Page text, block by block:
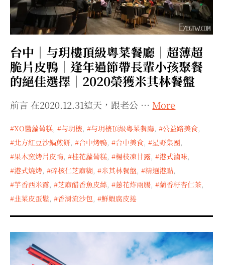
台中｜与玥樓頂級粵菜餐廳｜超薄超
脆片皮鴨｜逢年過節帶長輩小孩聚餐
的絕佳選擇｜2020榮獲米其林餐盤
前言 在2020.12.31這天，跟老公 …More
XO醬蘿蔔糕, 与玥樓, 与玥樓頂級粵菜餐廳, 公益路美食,
北方紅豆沙鍋煎餅, 台中烤鴨, 台中美食, 星野集團,
果木窯烤片皮鴨, 桂花蘿蔔糕, 楊枝凍甘露, 港式滷味,
港式燒烤, 碎核仁芝麻糊, 米其林餐盤, 精選港點,
芋香西米露, 芝麻醋香魚皮絲, 蔥花炸兩腸, 蘭香籽杏仁茶,
韭菜皮蛋鬆, 香滑流沙包, 鮮蝦腐皮捲